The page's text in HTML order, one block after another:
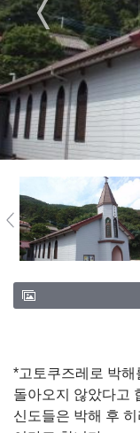
*고토쿠즈레로 박
돌아오지 않았다고
신도들은 박해 후